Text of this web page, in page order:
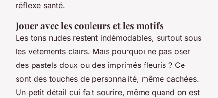
réflexe santé.
Jouer avec les couleurs et les motifs
Les tons nudes restent indémodables, surtout sous
les vêtements clairs. Mais pourquoi ne pas oser
des pastels doux ou des imprimés fleuris ? Ce
sont des touches de personnalité, même cachées.
Un petit détail qui fait sourire, même quand on est